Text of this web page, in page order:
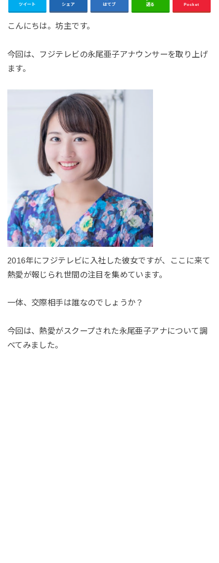
ツイート シェア はてブ 送る Pocket
こんにちは。坊主です。
今回は、フジテレビの永尾亜子アナウンサーを取り上げ
ます。
2016年にフジテレビに入社した彼女ですが、ここに来て
熱愛が報じられ世間の注目を集めています。
一体、交際相手は誰なのでしょうか？
今回は、熱愛がスクープされた永尾亜子アナについて調
べてみました。